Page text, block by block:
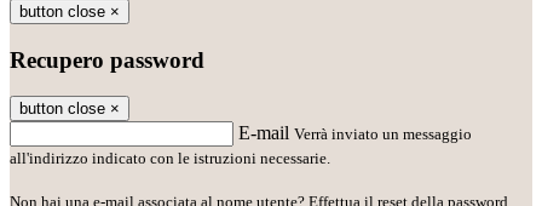
button close ×
Recupero password
button close ×
E-mail Verrà inviato un messaggio
all'indirizzo indicato con le istruzioni necessarie.
Non hai una e-mail associata al nome utente? Effettua il reset della password